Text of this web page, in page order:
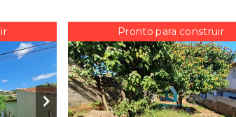
Pronto para construir